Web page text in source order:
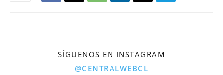
SÍGUENOS EN INSTAGRAM
@CENTRALWEBCL